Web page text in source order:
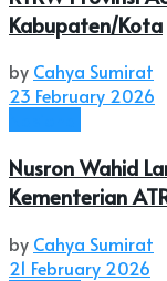
Kabupaten/Kota
by Cahya Sumirat
23 February 2026
Nusron Wahid
Kementerian
by Cahya Sumirat
21 February 2026